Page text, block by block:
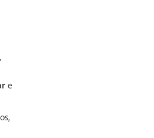
,
e